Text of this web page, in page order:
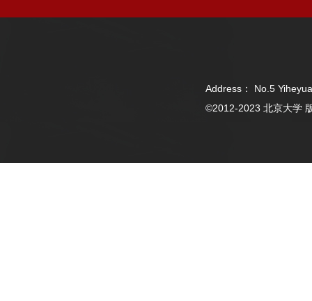
Address： No.5
©2012-2023 北京大学